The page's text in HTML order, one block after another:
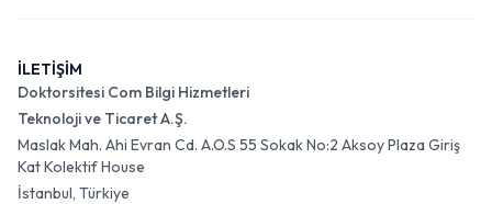
İLETİŞİM
Doktorsitesi Com Bilgi Hizmetleri
Teknoloji ve Ticaret A.Ş.
Maslak Mah. Ahi Evran Cd. A.O.S 55 Sokak No:2 Aksoy Plaza Giriş
Kat Kolektif House
İstanbul, Türkiye